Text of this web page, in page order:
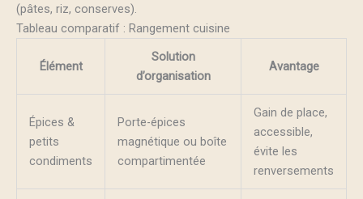
(pâtes, riz, conserves).
Tableau comparatif : Rangement cuisine
Élément
Solution
d’organisation
Avantage
Épices &
petits
condiments
Porte-épices
magnétique ou boîte
compartimentée
Gain de place,
accessible,
évite les
renversements